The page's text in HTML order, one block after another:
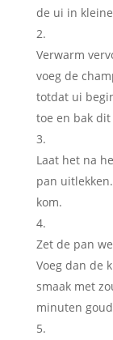
de ui in
Verwarm
voeg de
totdat ui
toe en bak
Laat het na
pan
kom.
Zet de pan
Voeg dan de
smaak met
minuten